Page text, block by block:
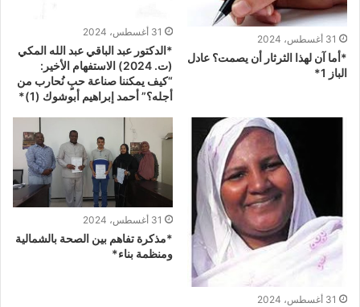
31 أغسطس، 2024
*أما آن لهذا الثرثار أن يصمت؟ عادل
الباز 1*
31 أغسطس، 2024
*الدكتور عبد الباقي عبد الله المكي
(ت. 2024) الاستفهام الأخير:
“كيف يمكننا صناعة حبٍ نُحارب من
أجله؟” أحمد إبراهيم أبوشوك (1)*
31 أغسطس، 2024
31 أغسطس، 2024
*مذكرة تفاهم بين الصحة بالشمالية
ومنظمة بناء*